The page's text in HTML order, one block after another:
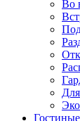
Во
Гостиные